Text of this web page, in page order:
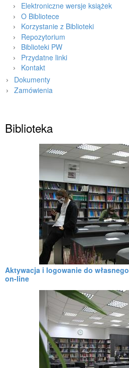
Elektroniczne wersje książek
O Bibliotece
Korzystanie z Biblioteki
Repozytorium
Biblioteki PW
Przydatne linki
Kontakt
Dokumenty
Zamówienia
Biblioteka
Aktywacja i logowanie do własnego
on-line